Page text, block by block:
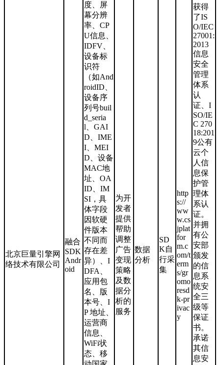
北京巨量引擎网
络技术有限公司
融合
SDK
Andr
oid
度、屏
幕分辨
率、CP
U信息、
IDFV、
设备标
识符
（如And
roidID、
设备序
列号buil
d_seria
l、GAI
D、IME
I、MEI
D、设备
MAC地
址、OA
ID、IM
SI，具
体字段
因软硬
件版本
不同而
存在差
异）、I
DFA、
应用包
名、版
本号、I
P 地址、
运营商
信息、
WiFi状
态、移
为开
发者
提供
帮助
调整
广告
变现
策略
及数
据分
析的
服务
数据
分析
SD
K自
行采
集
http
s://
ww
w.cs
jplat
for
m.c
om/t
erm
s/gr
omo
resd
k-pr
ivac
y
获得
了IS
O/IEC
27001:
2013
信息
安全
管理
体系
认
证、I
SO/IE
C 270
18:201
9公有
云个
人信
息保
护管
理体
系认
证。
并拥
有公
安部
颁发
的信
息系
统安
全三
级等
保证
书。
承诺
其信
息安